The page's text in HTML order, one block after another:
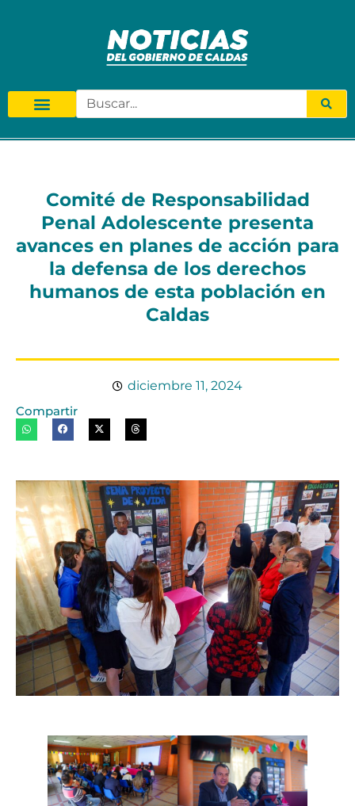
Comité de Responsabilidad
Penal Adolescente presenta
avances en planes de acción para
la defensa de los derechos
humanos de esta población en
Caldas
diciembre 11, 2024
Compartir